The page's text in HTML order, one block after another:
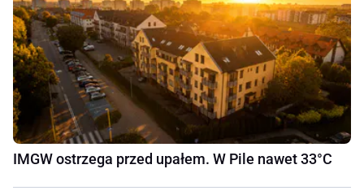
IMGW ostrzega przed upałem. W Pile nawet 33°C